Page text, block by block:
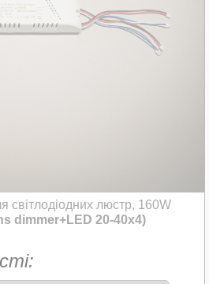
світлодіодних люстр, 160W
dimmer+LED 20-40x4)